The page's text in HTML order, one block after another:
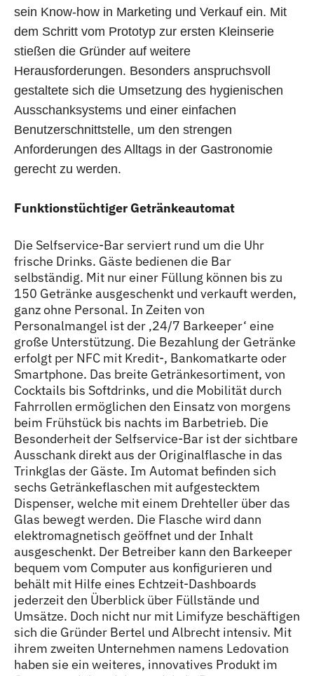
sein Know-how in Marketing und Verkauf ein. Mit
dem Schritt vom Prototyp zur ersten Kleinserie
stießen die Gründer auf weitere
Herausforderungen. Besonders anspruchsvoll
gestaltete sich die Umsetzung des hygienischen
Ausschanksystems und einer einfachen
Benutzerschnittstelle, um den strengen
Anforderungen des Alltags in der Gastronomie
gerecht zu werden.
Funktionstüchtiger Getränkeautomat
Die Selfservice-Bar serviert rund um die Uhr
frische Drinks. Gäste bedienen die Bar
selbständig. Mit nur einer Füllung können bis zu
150 Getränke ausgeschenkt und verkauft werden,
ganz ohne Personal. In Zeiten von
Personalmangel ist der ‚24/7 Barkeeper‘ eine
große Unterstützung. Die Bezahlung der Getränke
erfolgt per NFC mit Kredit-, Bankomatkarte oder
Smartphone. Das breite Getränkesortiment, von
Cocktails bis Softdrinks, und die Mobilität durch
Fahrrollen ermöglichen den Einsatz von morgens
beim Frühstück bis nachts im Barbetrieb. Die
Besonderheit der Selfservice-Bar ist der sichtbare
Ausschank direkt aus der Originalflasche in das
Trinkglas der Gäste. Im Automat befinden sich
sechs Getränkeflaschen mit aufgestecktem
Dispenser, welche mit einem Drehteller über das
Glas bewegt werden. Die Flasche wird dann
elektromagnetisch geöffnet und der Inhalt
ausgeschenkt. Der Betreiber kann den Barkeeper
bequem vom Computer aus konfigurieren und
behält mit Hilfe eines Echtzeit-Dashboards
jederzeit den Überblick über Füllstände und
Umsätze. Doch nicht nur mit Limifyze beschäftigen
sich die Gründer Bertel und Albrecht intensiv. Mit
ihrem zweiten Unternehmen namens Ledovation
haben sie ein weiteres, innovatives Produkt im